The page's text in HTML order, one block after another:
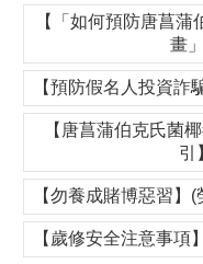
【「如何預防唐菖
畫
【預防假名人投資詐
【唐菖蒲伯克氏菌
引
【勿養成賭博惡習】
【歲修安全注意事項